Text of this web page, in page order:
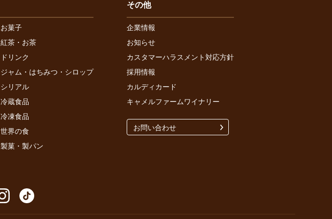
お菓子
紅茶・お茶
ドリンク
ジャム・はちみつ・シロップ
シリアル
冷蔵食品
冷凍食品
世界の食
製菓・製パン
その他
企業情報
お知らせ
カスタマーハラスメント対応方針
採用情報
カルディカード
キャメルファームワイナリー
お問い合わせ